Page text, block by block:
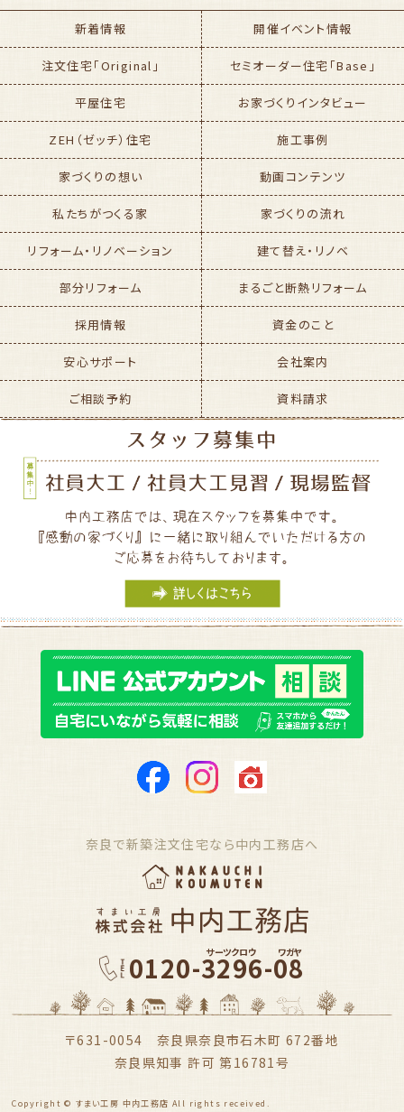
新着情報 開催イベント情報
注文住宅「Original」 セミオーダー住宅「Base」
平屋住宅 お家づくりインタビュー
ZEH（ゼッチ）住宅 施工事例
家づくりの想い 動画コンテンツ
私たちがつくる家 家づくりの流れ
リフォーム・リノベーション 建て替え・リノベ
部分リフォーム まるごと断熱リフォーム
採用情報 資金のこと
安心サポート 会社案内
ご相談予約 資料請求
奈良で新築注文住宅なら中内工務店へ
0120-3296-08
サーツクロウ ワガヤ
〒631-0054 奈良県奈良市石木町 672番地
奈良県知事 許可 第16781号
Copyright © すまい工房 中内工務店 All rights received.